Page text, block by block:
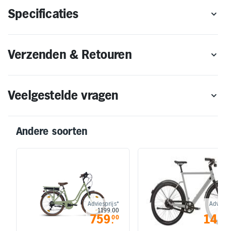
Specificaties
Verzenden & Retouren
Veelgestelde vragen
Andere soorten
Adviesprijs*
1199.00
759.00